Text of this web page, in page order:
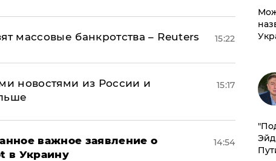
массовые банкротства – Reuters 15:22
новостями из России и
15:17
важное заявление о
в Украину
14:54